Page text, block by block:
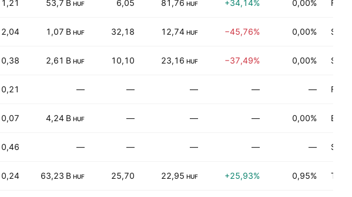
1,21 53,7 B HUF 6,05 81,76 HUF +34,14% 0,00%
2,04 1,07 B HUF 32,18 12,74 HUF −45,76% 0,00%
0,38 2,61 B HUF 10,10 23,16 HUF −37,49% 0,00%
0,21 — — — — —
0,07 4,24 B HUF — — — 0,00%
0,46 — — — — —
0,24 63,23 B HUF 25,70 22,95 HUF +25,93% 0,95%